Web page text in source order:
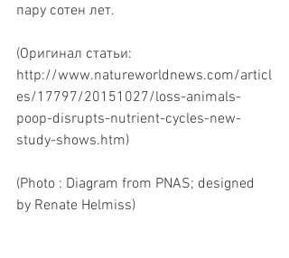
пару сотен лет.
(Оригинал статьи:
http://www.natureworldnews.com/articl
es/17797/20151027/loss-animals-
poop-disrupts-nutrient-cycles-new-
study-shows.htm)
(Photo : Diagram from PNAS; designed
by Renate Helmiss)